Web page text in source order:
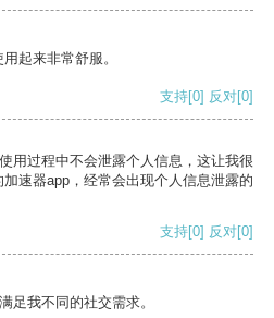
起来非常舒服。
支持[0] 反对[0]
用过程中不会泄露个人信息，这让我很
速器app，经常会出现个人信息泄露的
支持[0] 反对[0]
足我不同的社交需求。